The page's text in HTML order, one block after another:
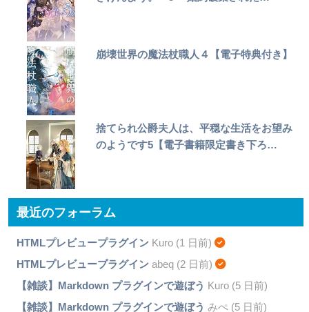
崩壊世界の魔法杖職人４【電子特典付き】
捨てられ公爵夫人は、平穏な生活をお望み
のようです5【電子書籍限定書き下ろ…
最近のフォーラム
HTMLプレビュープラグインKuro (1 日前)
HTMLプレビュープラグインabeq (2 日前)
【雑談】Markdown プラグインで遊ぼう Kuro (5 日前)
【雑談】Markdown プラグインで遊ぼう みぺ (5 日前)